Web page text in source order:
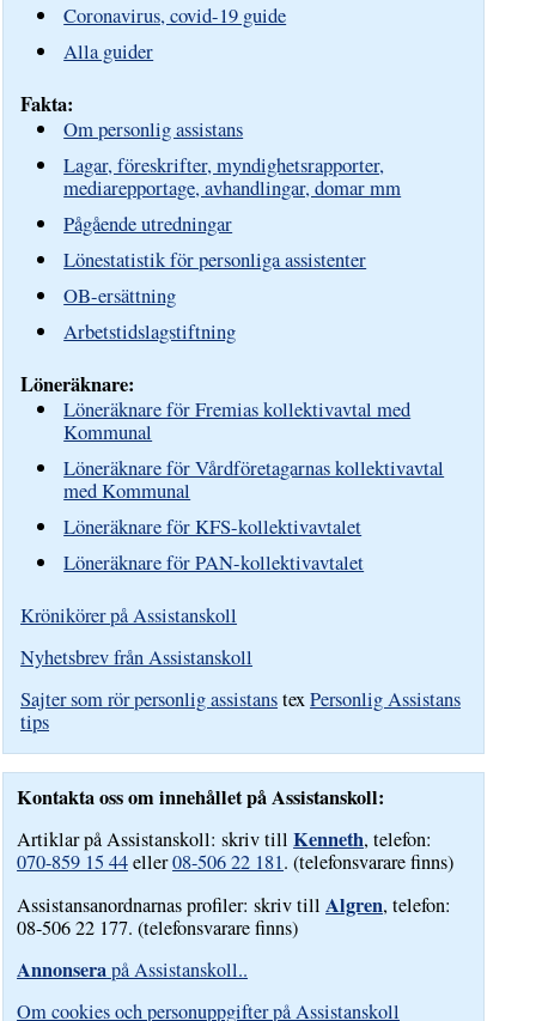
Coronavirus, covid-19 guide
Alla guider
Fakta:
Om personlig assistans
Lagar, föreskrifter, myndighetsrapporter,
mediarepportage, avhandlingar, domar mm
Pågående utredningar
Lönestatistik för personliga assistenter
OB-ersättning
Arbetstidslagstiftning
Löneräknare:
Löneräknare för Fremias kollektivavtal med
Kommunal
Löneräknare för Vårdföretagarnas kollektivavtal
med Kommunal
Löneräknare för KFS-kollektivavtalet
Löneräknare för PAN-kollektivavtalet
Krönikörer på Assistanskoll
Nyhetsbrev från Assistanskoll
Sajter som rör personlig assistanstexPersonlig Assistans
tips
Kontakta oss om innehållet på Assistanskoll:
Artiklar på Assistanskoll: skriv tillKenneth, telefon:
070-859 15 44eller08-506 22 181. (telefonsvarare finns)
Assistansanordnarnas profiler: skriv tillAlgren, telefon:
08-506 22 177. (telefonsvarare finns)
Annonserapå Assistanskoll..
Om cookies och personuppgifter på Assistanskoll